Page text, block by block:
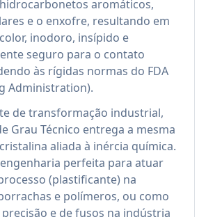
aromáticos,
e o enxofre, resultando em
inodoro, insípido e
seguro para o contato
às rígidas normas do FDA
Administration).
de transformação industrial,
Grau Técnico entrega a mesma
aliada à inércia química.
engenharia perfeita para atuar
(plastificante) na
e polímeros, ou como
e de fusos na indústria